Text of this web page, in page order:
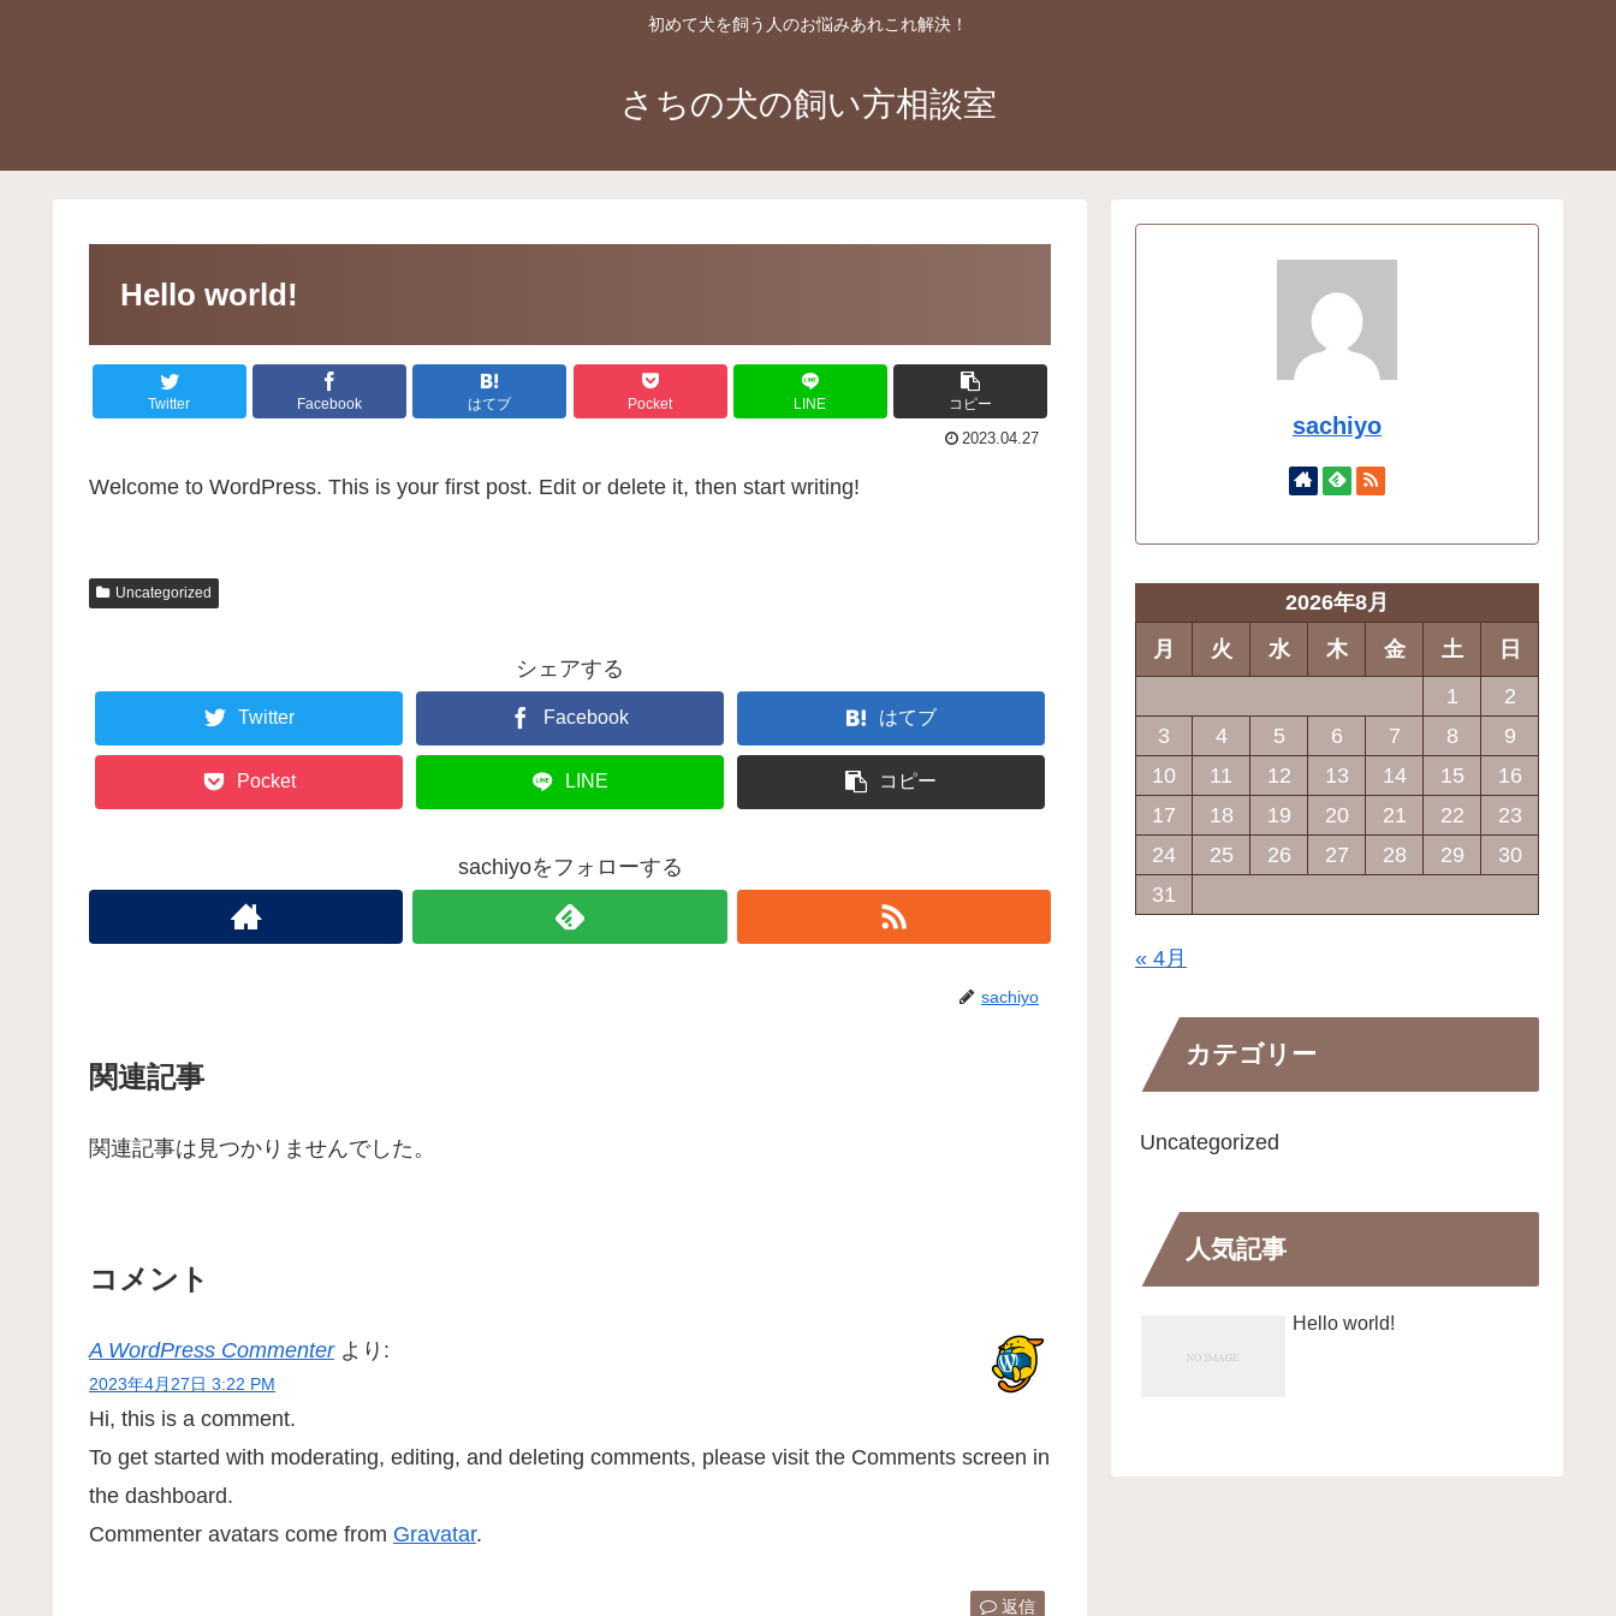
初めて犬を飼う人のお悩みあれこれ解決！
さちの犬の飼い方相談室
Hello world!
Twitter Facebook はてブ Pocket LINE コピー
2023.04.27
Welcome to WordPress. This is your first post. Edit or delete it, then start writing!
Uncategorized
シェアする
Twitter Facebook はてブ
Pocket LINE コピー
sachiyoをフォローする
sachiyo
関連記事
関連記事は見つかりませんでした。
コメント
A WordPress Commenter より:
2023年4月27日 3:22 PM
Hi, this is a comment.
To get started with moderating, editing, and deleting comments, please visit the Comments screen in
the dashboard.
Commenter avatars come from Gravatar.
返信
sachiyo
2026年8月
月
火 水 木 金 土
日
1
2
3
4 5 6 7 8
9
10
11 12 13 14 15
16
17
18 19 20 21 22
23
24
25 26 27 28 29
30
31
« 4月
カテゴリー
Uncategorized
人気記事
Hello world!